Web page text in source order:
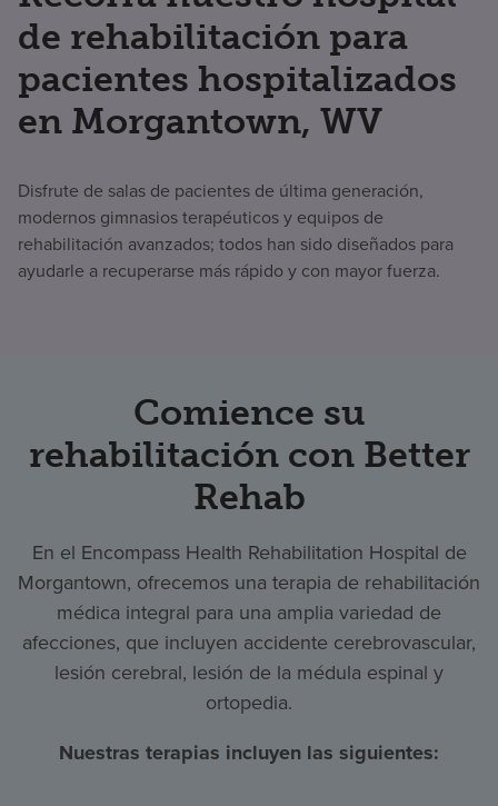
de rehabilitación para
pacientes hospitalizados
en Morgantown, WV
Disfrute de salas de pacientes de última generación,
modernos gimnasios terapéuticos y equipos de
rehabilitación avanzados; todos han sido diseñados para
ayudarle a recuperarse más rápido y con mayor fuerza.
Comience su
rehabilitación con Better
Rehab
En el Encompass Health Rehabilitation Hospital de
Morgantown, ofrecemos una terapia de rehabilitación
médica integral para una amplia variedad de
afecciones, que incluyen accidente cerebrovascular,
lesión cerebral, lesión de la médula espinal y
ortopedia.
Nuestras terapias incluyen las siguientes: